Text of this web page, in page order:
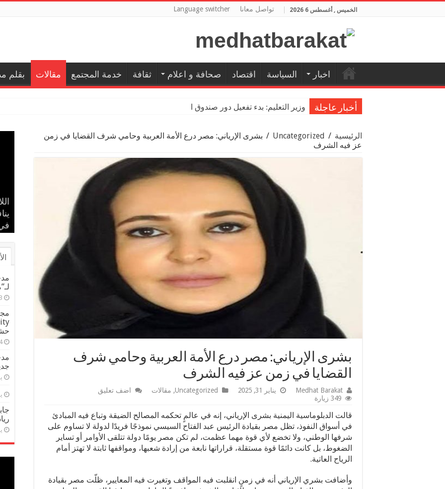
الخميس , أغسطس 6 2026 تواصل معانا Language switcher
اخبار السياسة اقتصاد صحافة و اعلام ثقافة خدمة المجتمع مقالات بقلم
أخبار عاجلة وزير التعليم: بدء تفعيل دور صندوق الرعاية الاجتماعية
الرئيسية /
Uncategorized
/ بشرى الإرياني: مصر درع الأمة العربية وحامي شرف القضايا في زمن
عز فيه الشرف
بشرى الإرياني: مصر درع الأمة العربية وحامي شرف
القضايا في زمن عز فيه الشرف
Medhat Barakat يناير 31, 2025 Uncategorized
, مقالات
اضف تعليق
349 زيارة
قالت الدبلوماسية اليمنية بشرى الإرياني، إنه في عالمٍ تحكمه المصالح الضيقة وتباع فيه المبادئ
في أسواق النفوذ، تظل مصر بقيادة الرئيس عبد الفتاح السيسي نموذجًا فريدًا لدولة لا تساوم على
شرفها الوطني، ولا تخضع لأي قوة مهما عظمت، لم تكن مصر يومًا دولة تتلقى الأوامر أو تساير
الضغوط، بل كانت دائمًا قوة مستقلة، قراراتها نابعة من إرادة شعبها، ومواقفها ثابتة لا تهتز أمام
الرياح العاتية.
وأضافت بشري الإرياني أنه في زمنٍ انقلبت فيه المواقف وتغيرت فيه المعايير، ظلّت مصر بقيادة
حشيش